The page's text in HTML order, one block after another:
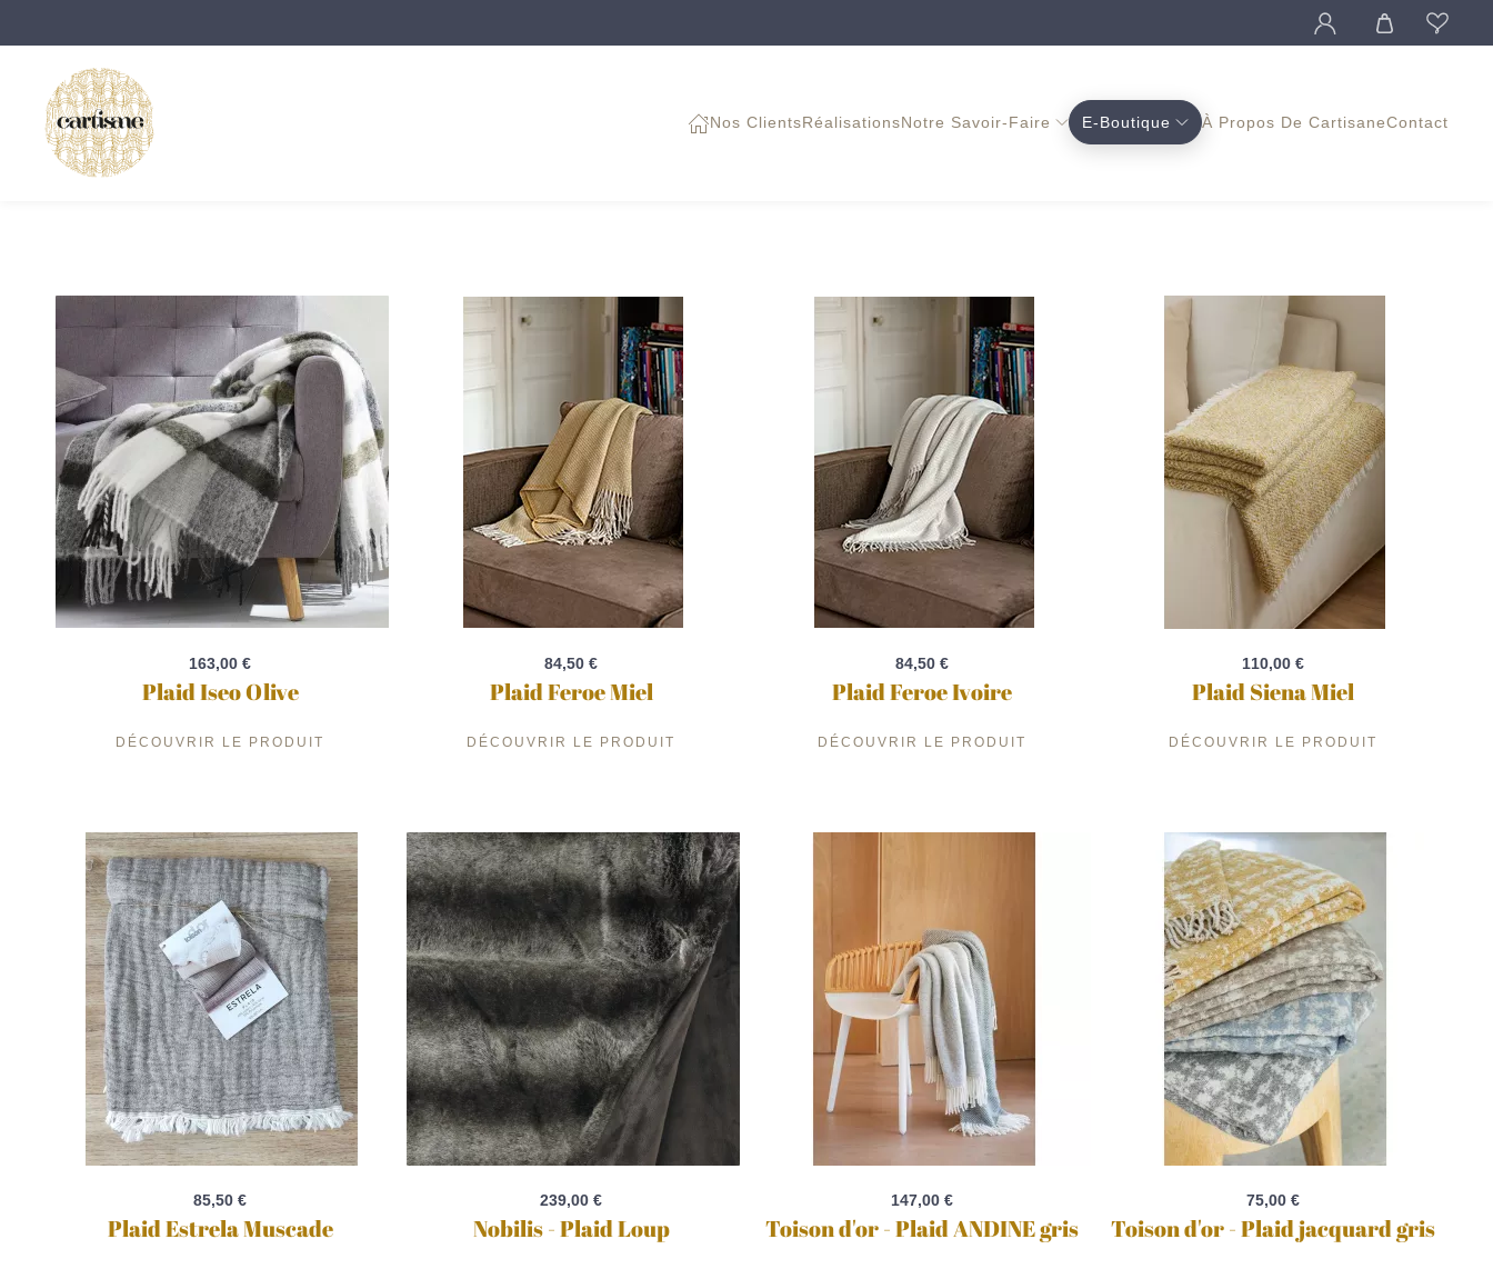
Nos ClientsRéalisationsNotre Savoir-Faire E-Boutique À Propos De CartisaneContact
163,00 €
Plaid Iseo Olive
DÉCOUVRIR LE PRODUIT
84,50 €
Plaid Feroe Miel
DÉCOUVRIR LE PRODUIT
84,50 €
Plaid Feroe Ivoire
DÉCOUVRIR LE PRODUIT
110,00 €
Plaid Siena Miel
DÉCOUVRIR LE PRODUIT
85,50 €
Plaid Estrela Muscade
239,00 €
Nobilis - Plaid Loup
147,00 €
Toison d'or - Plaid ANDINE gris
75,00 €
Toison d'or - Plaid jacquard gris